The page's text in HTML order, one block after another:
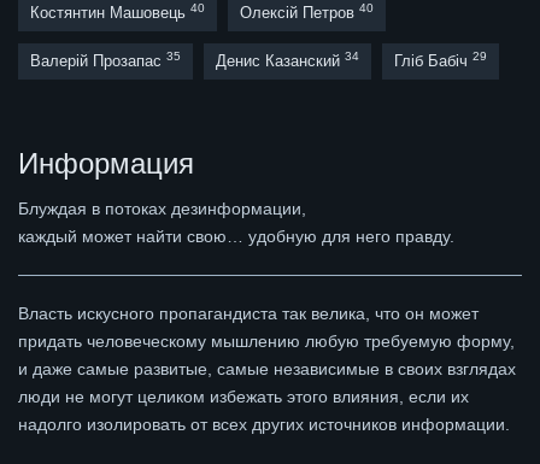
Костянтин Машовець 40 Олексій Петров 40
Валерій Прозапас 35 Денис Казанский 34 Гліб Бабіч 29
Информация
Блуждая в потоках дезинформации,
каждый может найти свою… удобную для него правду.
Власть искусного пропагандиста так велика, что он может
придать человеческому мышлению любую требуемую форму,
и даже самые развитые, самые независимые в своих взглядах
люди не могут целиком избежать этого влияния, если их
надолго изолировать от всех других источников информации.